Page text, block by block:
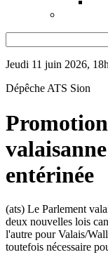
Jeudi 11 juin 2026,
Dépêche ATS Sion
entérinée
(ats) Le Parlement
deux nouvelles lois
l'autre pour Valais/
toutefois nécessaire